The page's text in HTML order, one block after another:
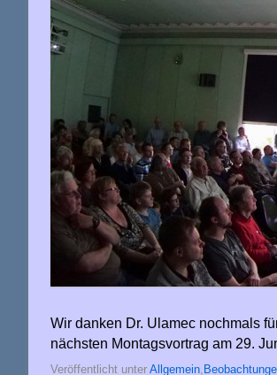
Wir danken Dr. Ulamec nochmals
nächsten Montagsvortrag am 29.
Veröffentlicht unter Allgemein,